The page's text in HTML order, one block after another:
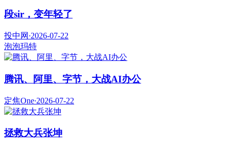
段sir，变年轻了
投中网 ·2026-07-22
泡泡玛特
腾讯、阿里、字节，大战AI办公
定焦One·2026-07-22
拯救大兵张坤